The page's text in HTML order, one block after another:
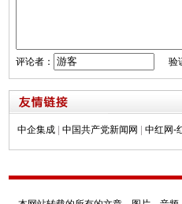
评论者： 验
中企集成 中国共产党新闻网 中红网-